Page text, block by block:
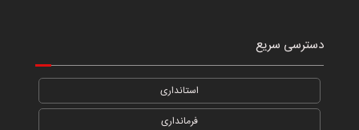
دسترسی سریع
استانداری
فرمانداری